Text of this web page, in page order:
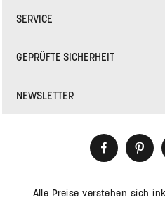
SERVICE
GEPRÜFTE SICHERHEIT
NEWSLETTER
Alle Preise verstehen sich